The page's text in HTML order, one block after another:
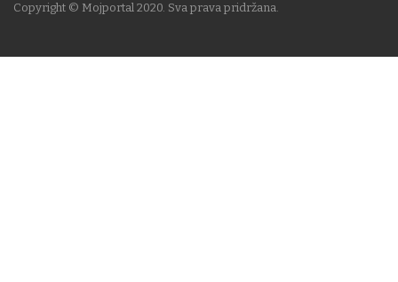
Copyright © Mojportal 2020. Sva prava pridržana.